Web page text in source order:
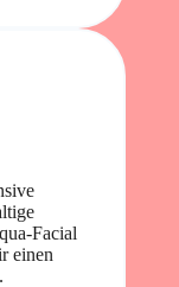
Facial
einen